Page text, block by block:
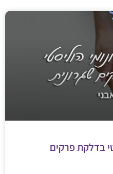
בדלקת פרקים